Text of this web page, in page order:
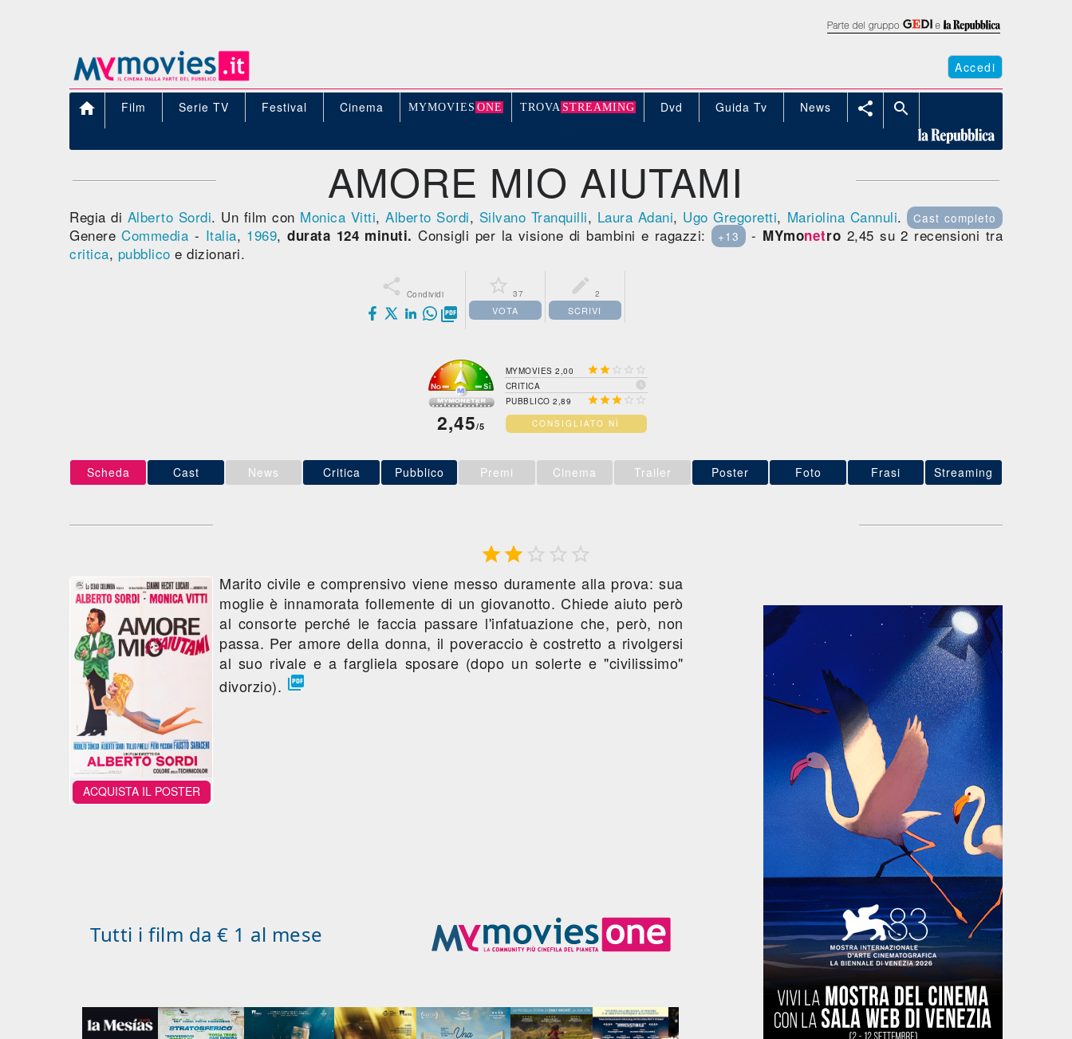
Accedi
 Film Serie TV Festival Cinema MYMOVIE S ONE TROVA STREAMING Dvd Guida Tv News  
AMORE MIO AIUTAMI
Regia di Alberto Sordi. Un film con Monica Vitti,Alberto Sordi, Silvano Tranquilli, Laura Adani, Ugo Gregoretti, Mariolina Cannuli. Cast completo
GenereCommedia - Italia, 1969,durata 124 minuti. Consigli per la visione di bambini e ragazzi: +13 - MYmonetro 2,45 su 2 recensioni tra
critica, pubblico e dizionari.
 Condividi

 37
VOTA
 2
SCRIVI
2,45/5
MYMOVIES 2,00    
CRITICA 
PUBBLICO 2,89   
CONSIGLIATO NÌ
Scheda Cast News Critica Pubblico Premi Cinema Trailer Poster Foto Frasi Streaming
   
ACQUISTA IL POSTER
Marito civile e comprensivo viene messo duramente alla prova: sua
moglie è innamorata follemente di un giovanotto. Chiede aiuto però
al consorte perché le faccia passare l'infatuazione che, però, non
passa. Per amore della donna, il poveraccio è costretto a rivolgersi
al suo rivale e a fargliela sposare (dopo un solerte e "civilissimo"
divorzio). 
Tutti i film da € 1 al mese
Biografico -
Francia,
Drammatico
- Brasile,
Commedia
- Francia,